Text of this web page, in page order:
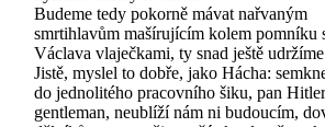
Budeme tedy pokorně mávat nařvaným
smrtihlavům mašírujícím kolem pomníku
Václava vlaječkami, ty snad ještě
Jistě, myslel to dobře, jako Hácha:
do jednolitého pracovního šiku, pan
gentleman, neublíží nám ni budoucím,